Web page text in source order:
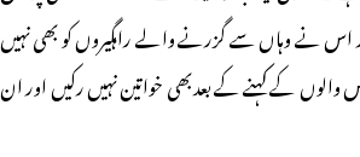
نے وہاں سے گزرنے والے راہگیروں کو بھی نہیں
والوں کےکہنے کے بعدبھی خواتین نہیں رکیں اور ان